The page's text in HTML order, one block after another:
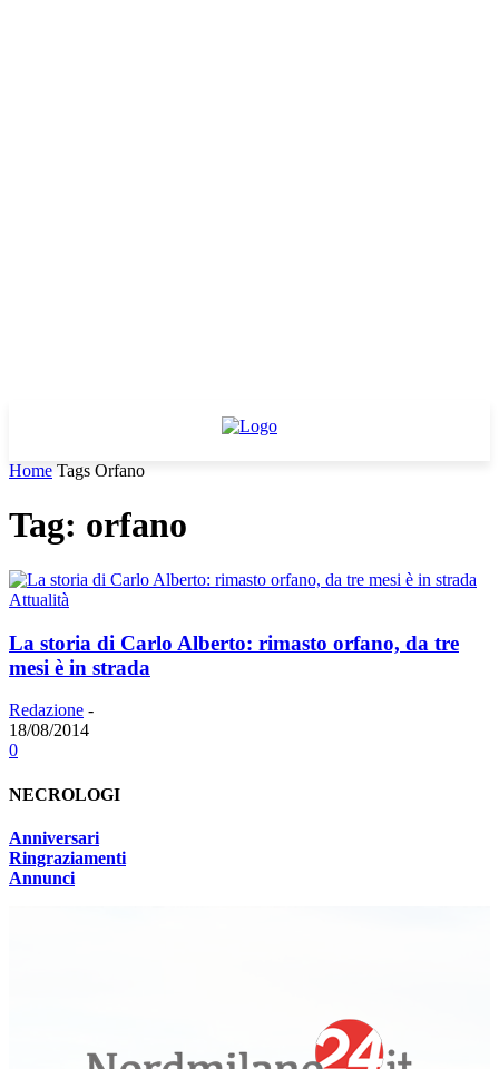
Home Tags Orfano
Tag: orfano
Attualità
La storia di Carlo Alberto: rimasto orfano, da tre
mesi è in strada
Redazione -
18/08/2014
0
NECROLOGI
Anniversari
Ringraziamenti
Annunci